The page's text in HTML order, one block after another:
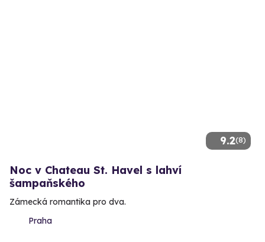
9.2(8)
Noc v Chateau St. Havel s lahví
šampaňského
Zámecká romantika pro dva.
Praha